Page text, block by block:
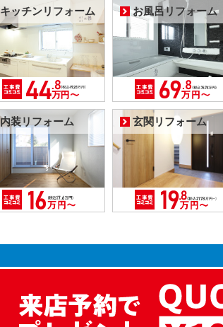
キッチンリフォーム お風呂リフォーム
内装リフォーム 玄関リフォーム